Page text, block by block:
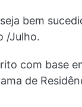
bem
/Julho.
com base
de